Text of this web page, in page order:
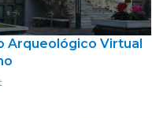
Arqueológico Virtual